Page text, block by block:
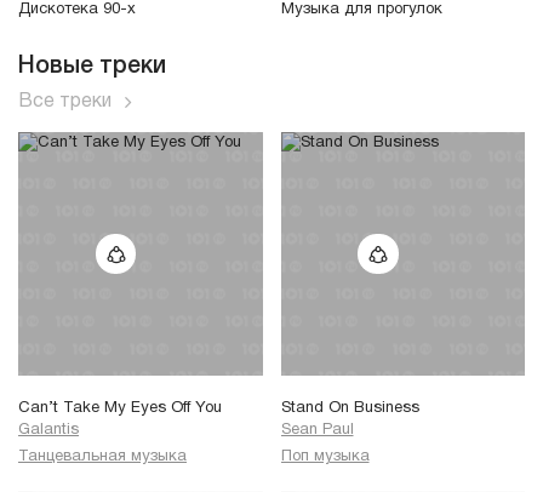
Дискотека 90-х Музыка для прогулок
Новые треки
Все треки
Can’t Take My Eyes Off You
Galantis
Танцевальная музыка
Stand On Business
Sean Paul
Поп музыка